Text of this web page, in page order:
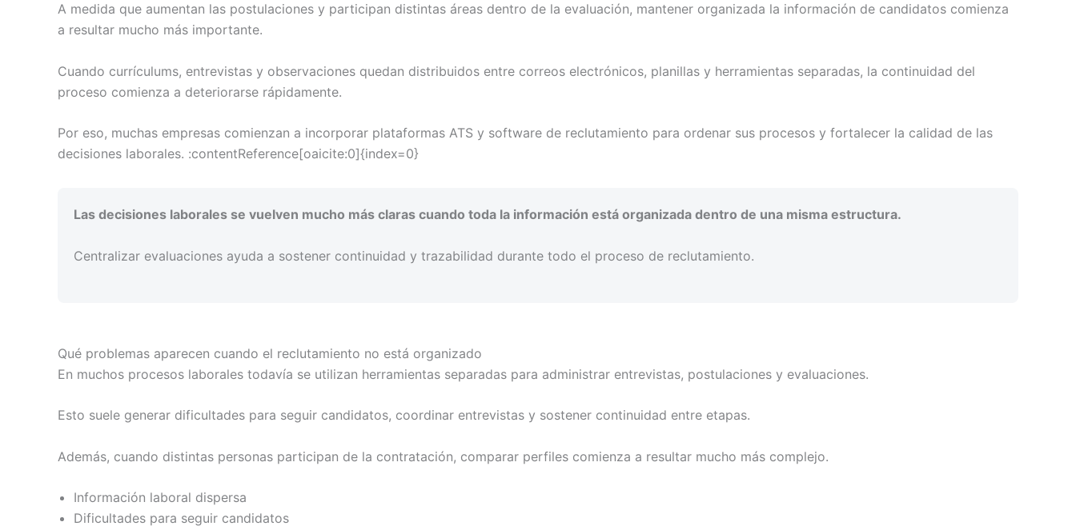
A medida que aumentan las postulaciones y participan distintas áreas dentro de la evaluación, mantener organizada la información de candidatos comienza
a resultar mucho más importante.
Cuando currículums, entrevistas y observaciones quedan distribuidos entre correos electrónicos, planillas y herramientas separadas, la continuidad del
proceso comienza a deteriorarse rápidamente.
Por eso, muchas empresas comienzan a incorporar plataformas ATS y software de reclutamiento para ordenar sus procesos y fortalecer la calidad de las
decisiones laborales. :contentReference[oaicite:0]{index=0}
Las decisiones laborales se vuelven mucho más claras cuando toda la información está organizada dentro de una misma estructura.
Centralizar evaluaciones ayuda a sostener continuidad y trazabilidad durante todo el proceso de reclutamiento.
Qué problemas aparecen cuando el reclutamiento no está organizado
En muchos procesos laborales todavía se utilizan herramientas separadas para administrar entrevistas, postulaciones y evaluaciones.
Esto suele generar dificultades para seguir candidatos, coordinar entrevistas y sostener continuidad entre etapas.
Además, cuando distintas personas participan de la contratación, comparar perfiles comienza a resultar mucho más complejo.
Información laboral dispersa
Dificultades para seguir candidatos